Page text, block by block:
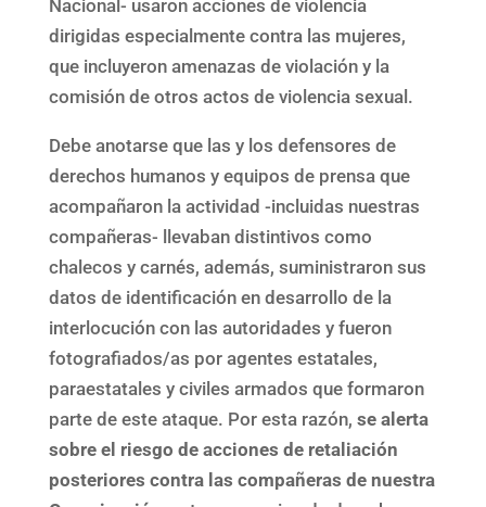
Nacional- usaron acciones de violencia
dirigidas especialmente contra las mujeres,
que incluyeron amenazas de violación y la
comisión de otros actos de violencia sexual.
Debe anotarse que las y los defensores de
derechos humanos y equipos de prensa que
acompañaron la actividad -incluidas nuestras
compañeras- llevaban distintivos como
chalecos y carnés, además, suministraron sus
datos de identificación en desarrollo de la
interlocución con las autoridades y fueron
fotografiados/as por agentes estatales,
paraestatales y civiles armados que formaron
parte de este ataque. Por esta razón, se alerta
sobre el riesgo de acciones de retaliación
posteriores contra las compañeras de nuestra